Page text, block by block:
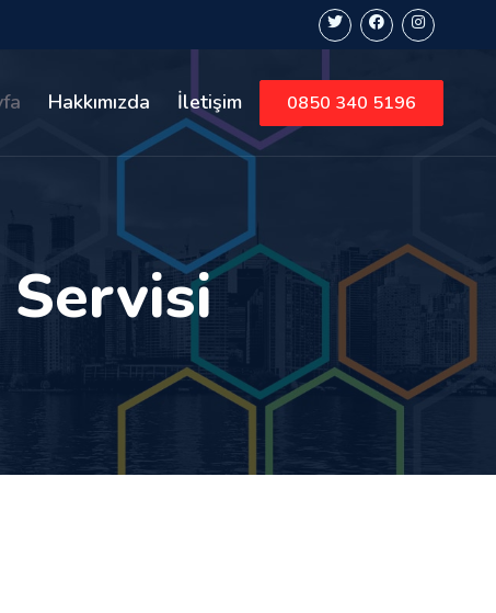
Hakkımızda İletişim 0850 340 5196